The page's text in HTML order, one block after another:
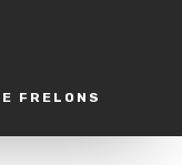
FRELONS